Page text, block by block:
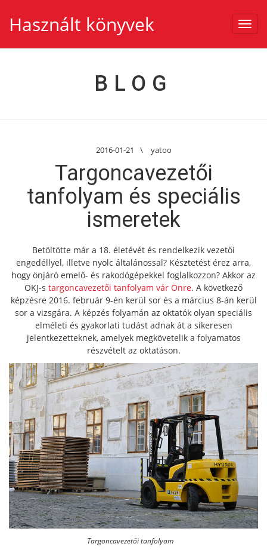
Használt könyvek
BLOG
2016-01-21 \ yatoo
Targoncavezetői
tanfolyam és speciális
ismeretek
Betöltötte már a 18. életévét és rendelkezik vezetői
engedéllyel, illetve nyolc általánossal? Késztetést érez arra,
hogy önjáró emelő- és rakodógépekkel foglalkozzon? Akkor az
OKJ-s targoncavezetői tanfolyam vár Önre. A következő
képzésre 2016. február 9-én kerül sor és a március 8-án kerül
sor a vizsgára. A képzés folyamán az oktatók olyan speciális
elméleti és gyakorlati tudást adnak át a sikeresen
jelentkezetteknek, amelyek megkövetelik a folyamatos
részvételt az oktatáson.
Targoncavezetői tanfolyam